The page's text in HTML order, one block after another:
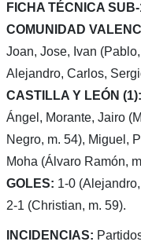
FICHA TÉCNICA
COMUNIDAD
Joan, Jose, Ivan
Alejandro, Carlos,
CASTILLA Y LEÓN (1):
Ángel, Morante, Jairo
Negro, m. 54), Miguel,
Moha (Álvaro Ramón,
GOLES: 1-0
2-1 (Christian, m. 59).
INCIDENCIAS: